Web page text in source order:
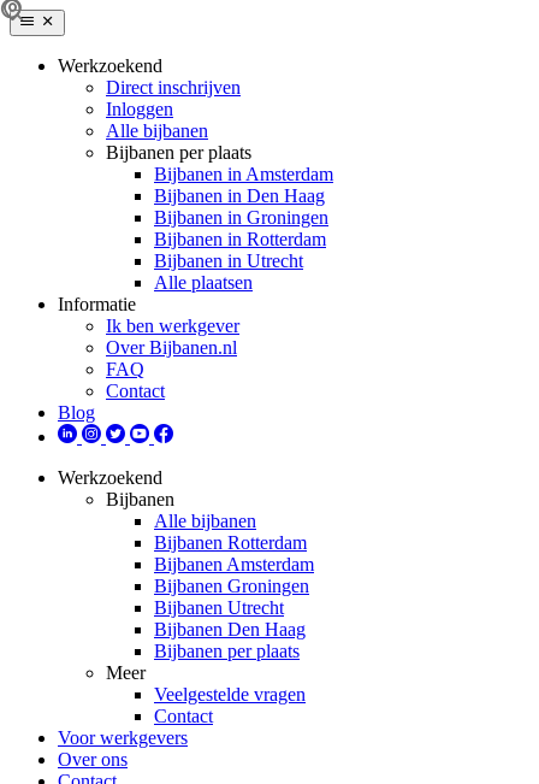
Werkzoekend
Direct inschrijven
Inloggen
Alle bijbanen
Bijbanen per plaats
Bijbanen in Amsterdam
Bijbanen in Den Haag
Bijbanen in Groningen
Bijbanen in Rotterdam
Bijbanen in Utrecht
Alle plaatsen
Informatie
Ik ben werkgever
Over Bijbanen.nl
FAQ
Contact
Blog
Werkzoekend
Bijbanen
Alle bijbanen
Bijbanen Rotterdam
Bijbanen Amsterdam
Bijbanen Groningen
Bijbanen Utrecht
Bijbanen Den Haag
Bijbanen per plaats
Meer
Veelgestelde vragen
Contact
Voor werkgevers
Over ons